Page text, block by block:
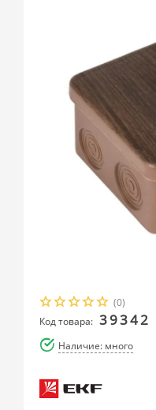
(0)
Код товара: 39342
Наличие: много